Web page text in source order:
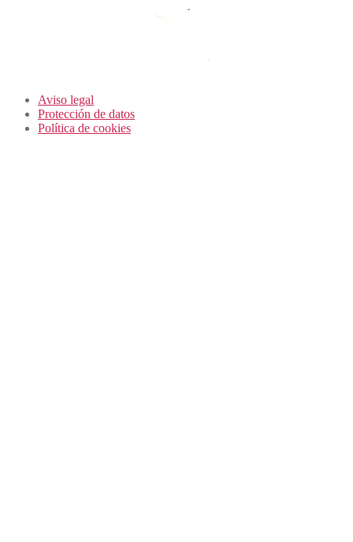
Aviso legal
Protección de datos
Política de cookies